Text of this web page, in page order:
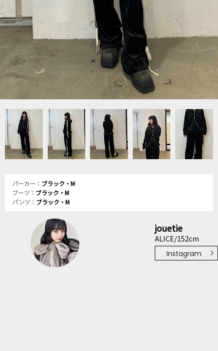
パーカー： ブラック・M
ブーツ： ブラック・M
パンツ： ブラック・M
jouetie
ALICE/152cm
Instagram